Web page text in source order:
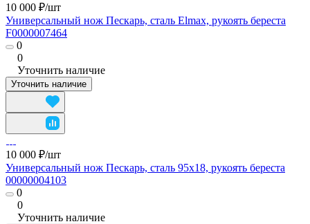
10 000 ₽/шт
Универсальный нож Пескарь, сталь Elmax, рукоять береста
F0000007464
0
0
Уточнить наличие
Уточнить наличие
10 000 ₽/шт
Универсальный нож Пескарь, сталь 95х18, рукоять береста
00000004103
0
0
Уточнить наличие